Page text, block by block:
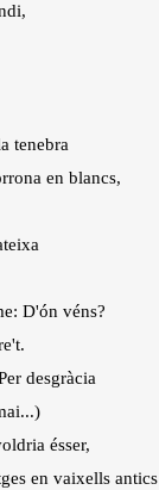
tenebra
en blancs,
D'ón véns?
desgràcia
ésser,
en vaixells antics